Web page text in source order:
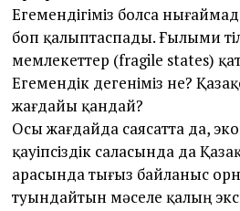
Егемендігіміз болса
боп қалыптаспады. Ғылыми
мемлекеттер (fragile states)
Егемендік дегеніміз не?
жағдайы қандай?
Осы жағдайда саясатта да,
қауіпсіздік саласында да
арасында тығыз байланыс
туындайтын мәселе қалың